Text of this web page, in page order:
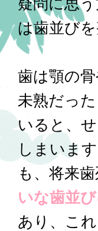
疑問に思
は歯並び
歯は顎の
未熟だっ
いると、
しまいま
も、将来
いな歯並
あり、こ